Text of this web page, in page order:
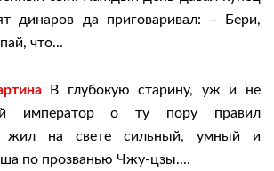
динаров да приговаривал: – Бери,
что...
В глубокую старину, уж и не
император о ту пору правил
жил на свете сильный, умный и
по прозванью Чжу-цзы....